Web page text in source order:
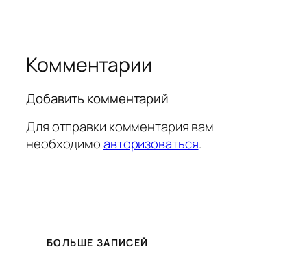
Комментарии
Добавить комментарий
Для отправки комментария вам
необходимоавторизоваться.
БОЛЬШЕ ЗАПИСЕЙ